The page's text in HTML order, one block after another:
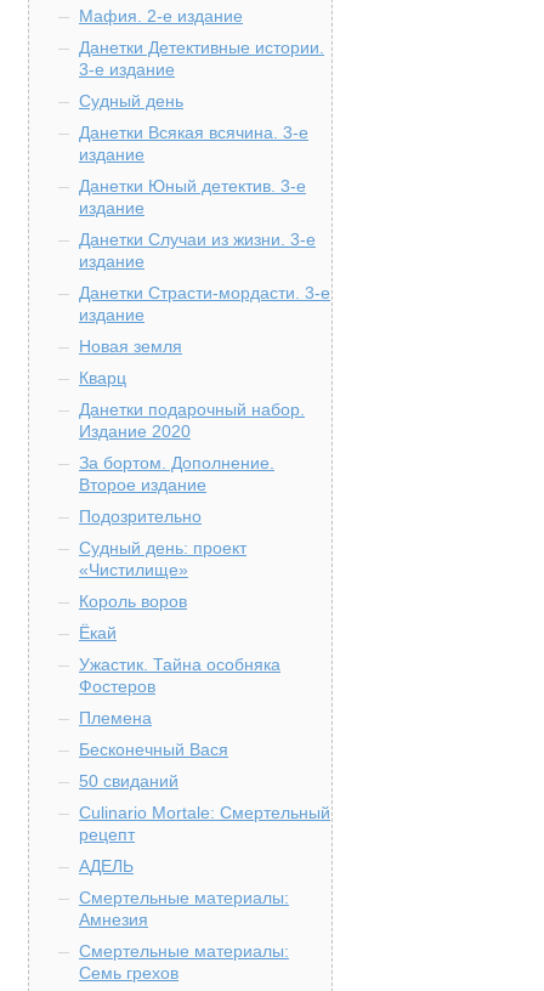
Мафия. 2-е издание
Данетки Детективные истории.
3-е издание
Судный день
Данетки Всякая всячина. 3-е
издание
Данетки Юный детектив. 3-е
издание
Данетки Случаи из жизни. 3-е
издание
Данетки Страсти-мордасти. 3-е
издание
Новая земля
Кварц
Данетки подарочный набор.
Издание 2020
За бортом. Дополнение.
Второе издание
Подозрительно
Судный день: проект
«Чистилище»
Король воров
Ёкай
Ужастик. Тайна особняка
Фостеров
Племена
Бесконечный Вася
50 свиданий
Culinario Mortale: Смертельный
рецепт
АДЕЛЬ
Смертельные материалы:
Амнезия
Смертельные материалы:
Семь грехов